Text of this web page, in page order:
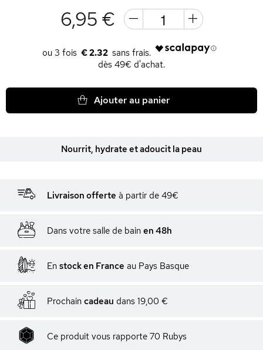
6,95 €
€ 2.32
dès 49€ d'achat.
Ajouter au panier
Nourrit, hydrate et adoucit la peau
Livraison offerte à partir de 49€
Dans votre salle de bain en 48h
En stock en France au Pays Basque
Prochain cadeau dans 19,00 €
Ce produit vous rapporte 70 Rubys